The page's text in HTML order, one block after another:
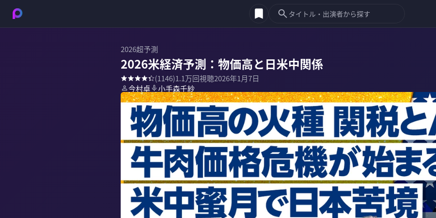
2026超予測
2026米経済予測：物価高と日米中関係
(1146)1.1万回視聴2026年1月7日
今村卓
小手森千紗